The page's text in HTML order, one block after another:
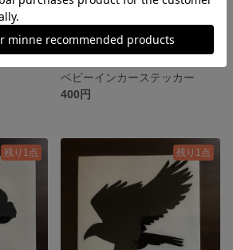
ベビーインカーステッカー
400円
残り1点 残り1点